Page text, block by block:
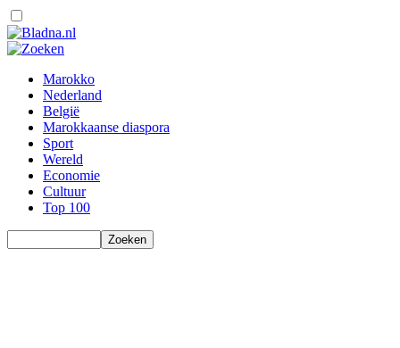
Marokko
Nederland
België
Marokkaanse diaspora
Sport
Wereld
Economie
Cultuur
Top 100